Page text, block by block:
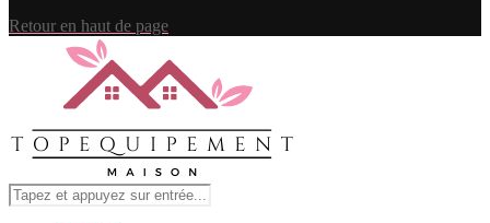
Retour en haut de page